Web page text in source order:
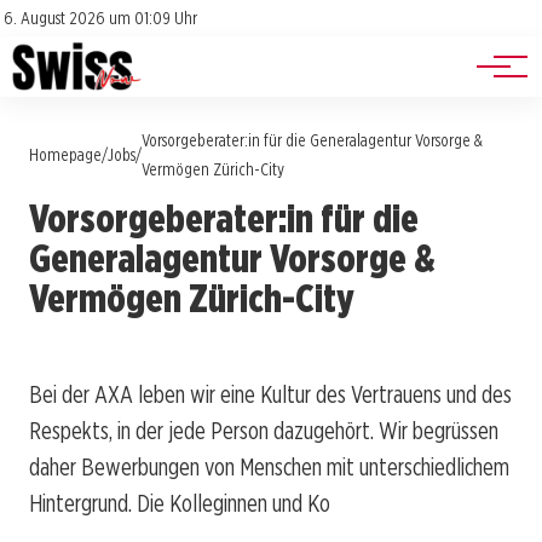
6. August 2026 um 01:09 Uhr
Impressum
Datenschutz
Jobs
Events
Homepage/Jobs/
Vorsorgeberater:in für die Generalagentur Vorsorge &
Vermögen Zürich-City
Vorsorgeberater:in für die
Generalagentur Vorsorge &
Vermögen Zürich-City
Bei der AXA leben wir eine Kultur des Vertrauens und des
Respekts, in der jede Person dazugehört. Wir begrüssen
daher Bewerbungen von Menschen mit unterschiedlichem
Hintergrund. Die Kolleginnen und Ko